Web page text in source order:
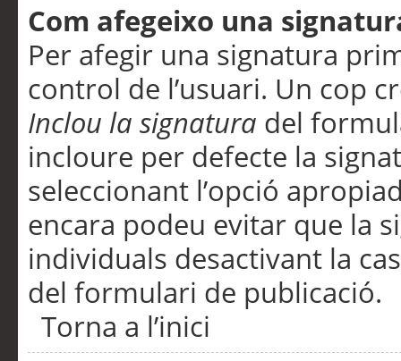
Com afegeixo una
Per afegir una signatura
control de l’usuari. Un cop
Inclou la signatura del
incloure per defecte la
seleccionant l’opció
encara podeu evitar que la
individuals desactivant la
del formulari de publicació.
Torna a l’inici